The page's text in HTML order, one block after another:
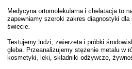
Medycyna ortomolekularna i chelatacja to
zapewniamy szeroki zakres diagnostyki dla
świecie.
Testujemy ludzi, zwierzeta i próbki
gleba. Przeanalizujemy stężenie metalu w
kosmetyki, leki, składniki odżywcze,